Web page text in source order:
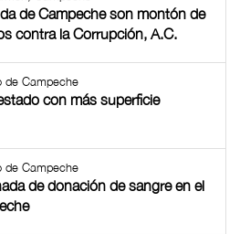
de Campeche son montón de
contra la Corrupción, A.C.
de Campeche
con más superficie
de Campeche
de donación de sangre en el